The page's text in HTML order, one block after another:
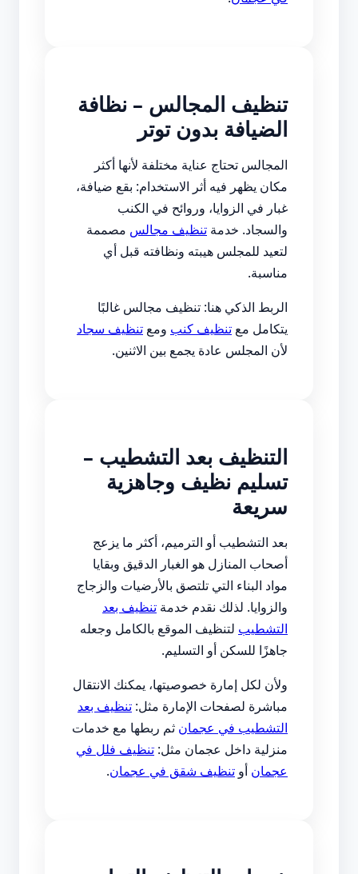
تنظيف المجالس – نظافة
الضيافة بدون توتر
المجالس تحتاج عناية مختلفة لأنها أكثر
مكان يظهر فيه أثر الاستخدام: بقع ضيافة،
غبار في الزوايا، وروائح في الكنب
والسجاد. خدمة تنظيف مجالس مصممة
لتعيد للمجلس هيبته ونظافته قبل أي
مناسبة.
الربط الذكي هنا: تنظيف مجالس غالبًا
يتكامل مع تنظيف كنب ومع تنظيف سجاد
لأن المجلس عادة يجمع بين الاثنين.
التنظيف بعد التشطيب –
تسليم نظيف وجاهزية
سريعة
بعد التشطيب أو الترميم، أكثر ما يزعج
أصحاب المنازل هو الغبار الدقيق وبقايا
مواد البناء التي تلتصق بالأرضيات والزجاج
والزوايا. لذلك نقدم خدمة تنظيف بعد
التشطيب لتنظيف الموقع بالكامل وجعله
جاهزًا للسكن أو التسليم.
ولأن لكل إمارة خصوصيتها، يمكنك الانتقال
مباشرة لصفحات الإمارة مثل: تنظيف بعد
التشطيب في عجمان ثم ربطها مع خدمات
منزلية داخل عجمان مثل: تنظيف فلل في
عجمان أو تنظيف شقق في عجمان.